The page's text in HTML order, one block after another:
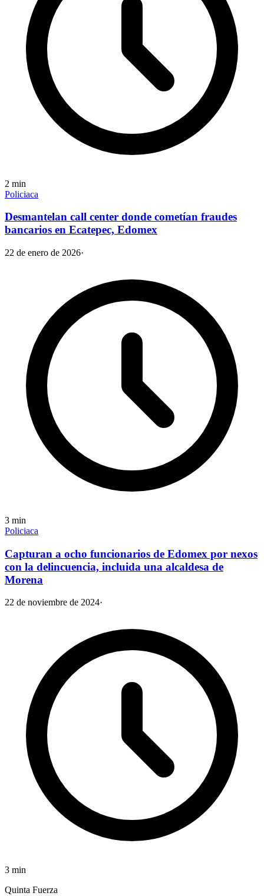
2 min
Policiaca
Desmantelan call center donde cometían fraudes
bancarios en Ecatepec, Edomex
22 de enero de 2026·
3 min
Policiaca
Capturan a ocho funcionarios de Edomex por nexos
con la delincuencia, incluida una alcaldesa de
Morena
22 de noviembre de 2024·
3 min
Quinta Fuerza